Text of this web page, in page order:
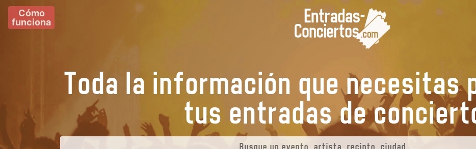
Cómo
funciona
Toda la información que necesitas
tus entradas de